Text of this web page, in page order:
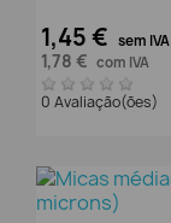
1,45 € sem IVA
1,78 € com IVA
0 Avaliação(ões)